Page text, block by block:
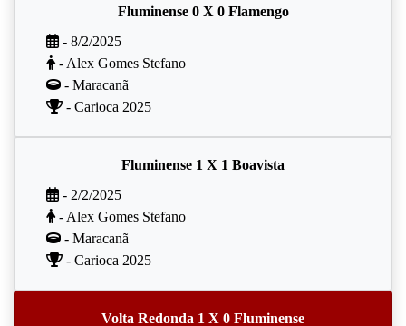
Fluminense 0 X 0 Flamengo
- 8/2/2025
- Alex Gomes Stefano
- Maracanã
- Carioca 2025
Fluminense 1 X 1 Boavista
- 2/2/2025
- Alex Gomes Stefano
- Maracanã
- Carioca 2025
Volta Redonda 1 X 0 Fluminense